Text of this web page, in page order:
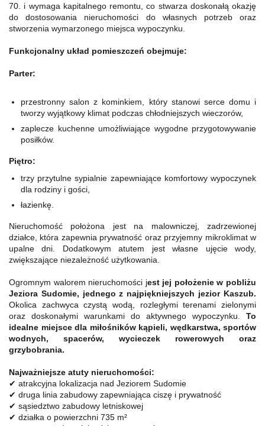
70. i wymaga kapitalnego remontu, co stwarza doskonałą okazję
do dostosowania nieruchomości do własnych potrzeb oraz
stworzenia wymarzonego miejsca wypoczynku.
Funkcjonalny układ pomieszczeń obejmuje:
Parter:
przestronny salon z kominkiem, który stanowi serce domu i
tworzy wyjątkowy klimat podczas chłodniejszych wieczorów,
zaplecze kuchenne umożliwiające wygodne przygotowywanie
posiłków.
Piętro:
trzy przytulne sypialnie zapewniające komfortowy wypoczynek
dla rodziny i gości,
łazienkę.
Nieruchomość położona jest na malowniczej, zadrzewionej
działce, która zapewnia prywatność oraz przyjemny mikroklimat w
upalne dni. Dodatkowym atutem jest własne ujęcie wody,
zwiększające niezależność użytkowania.
Ogromnym walorem nieruchomości jest jej położenie w pobliżu
Jeziora Sudomie, jednego z najpiękniejszych jezior Kaszub.
Okolica zachwyca czystą wodą, rozległymi terenami zielonymi
oraz doskonałymi warunkami do aktywnego wypoczynku. To
idealne miejsce dla miłośników kąpieli, wędkarstwa, sportów
wodnych, spacerów, wycieczek rowerowych oraz
grzybobrania.
Najważniejsze atuty nieruchomości:
✔ atrakcyjna lokalizacja nad Jeziorem Sudomie
✔ druga linia zabudowy zapewniająca ciszę i prywatność
✔ sąsiedztwo zabudowy letniskowej
✔ działka o powierzchni 735 m²